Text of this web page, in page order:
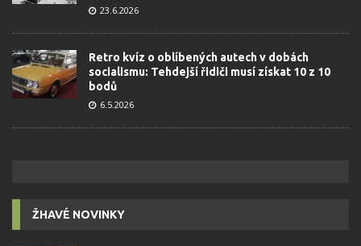
23.6.2026
Retro kvíz o oblíbených autech v dobách
socialismu: Tehdejší řidiči musí získat 10 z 10
bodů
6.5.2026
ŽHAVÉ NOVINKY